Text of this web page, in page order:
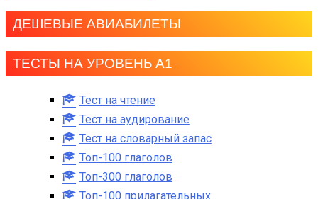
ДЕШЕВЫЕ АВИАБИЛЕТЫ
ТЕСТЫ НА УРОВЕНЬ А1
Тест на чтение
Тест на аудирование
Тест на словарный запас
Топ-100 глаголов
Топ-300 глаголов
Топ-100 прилагательных